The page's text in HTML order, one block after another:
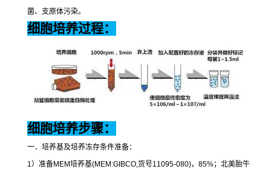
菌、支原体污染。
细胞培养过程：
细胞培养步骤：
一．培养基及培养冻存条件准备：
1 ）准备MEM培养基(MEM:GIBCO, 货号11095-080)， 85%；北美胎牛